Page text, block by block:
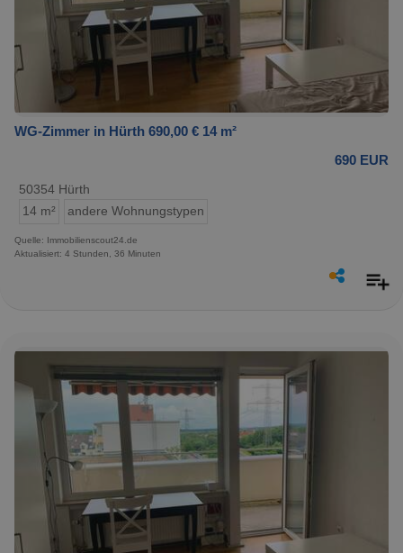
WG-Zimmer in Hürth 690,00 € 14 m²
690 EUR
50354 Hürth
14 m²
andere Wohnungstypen
Quelle: Immobilienscout24.de
Aktualisiert: 4 Stunden, 36 Minuten